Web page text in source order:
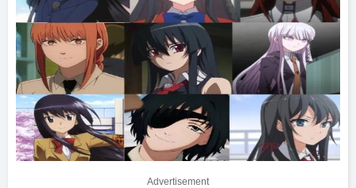
Advertisement